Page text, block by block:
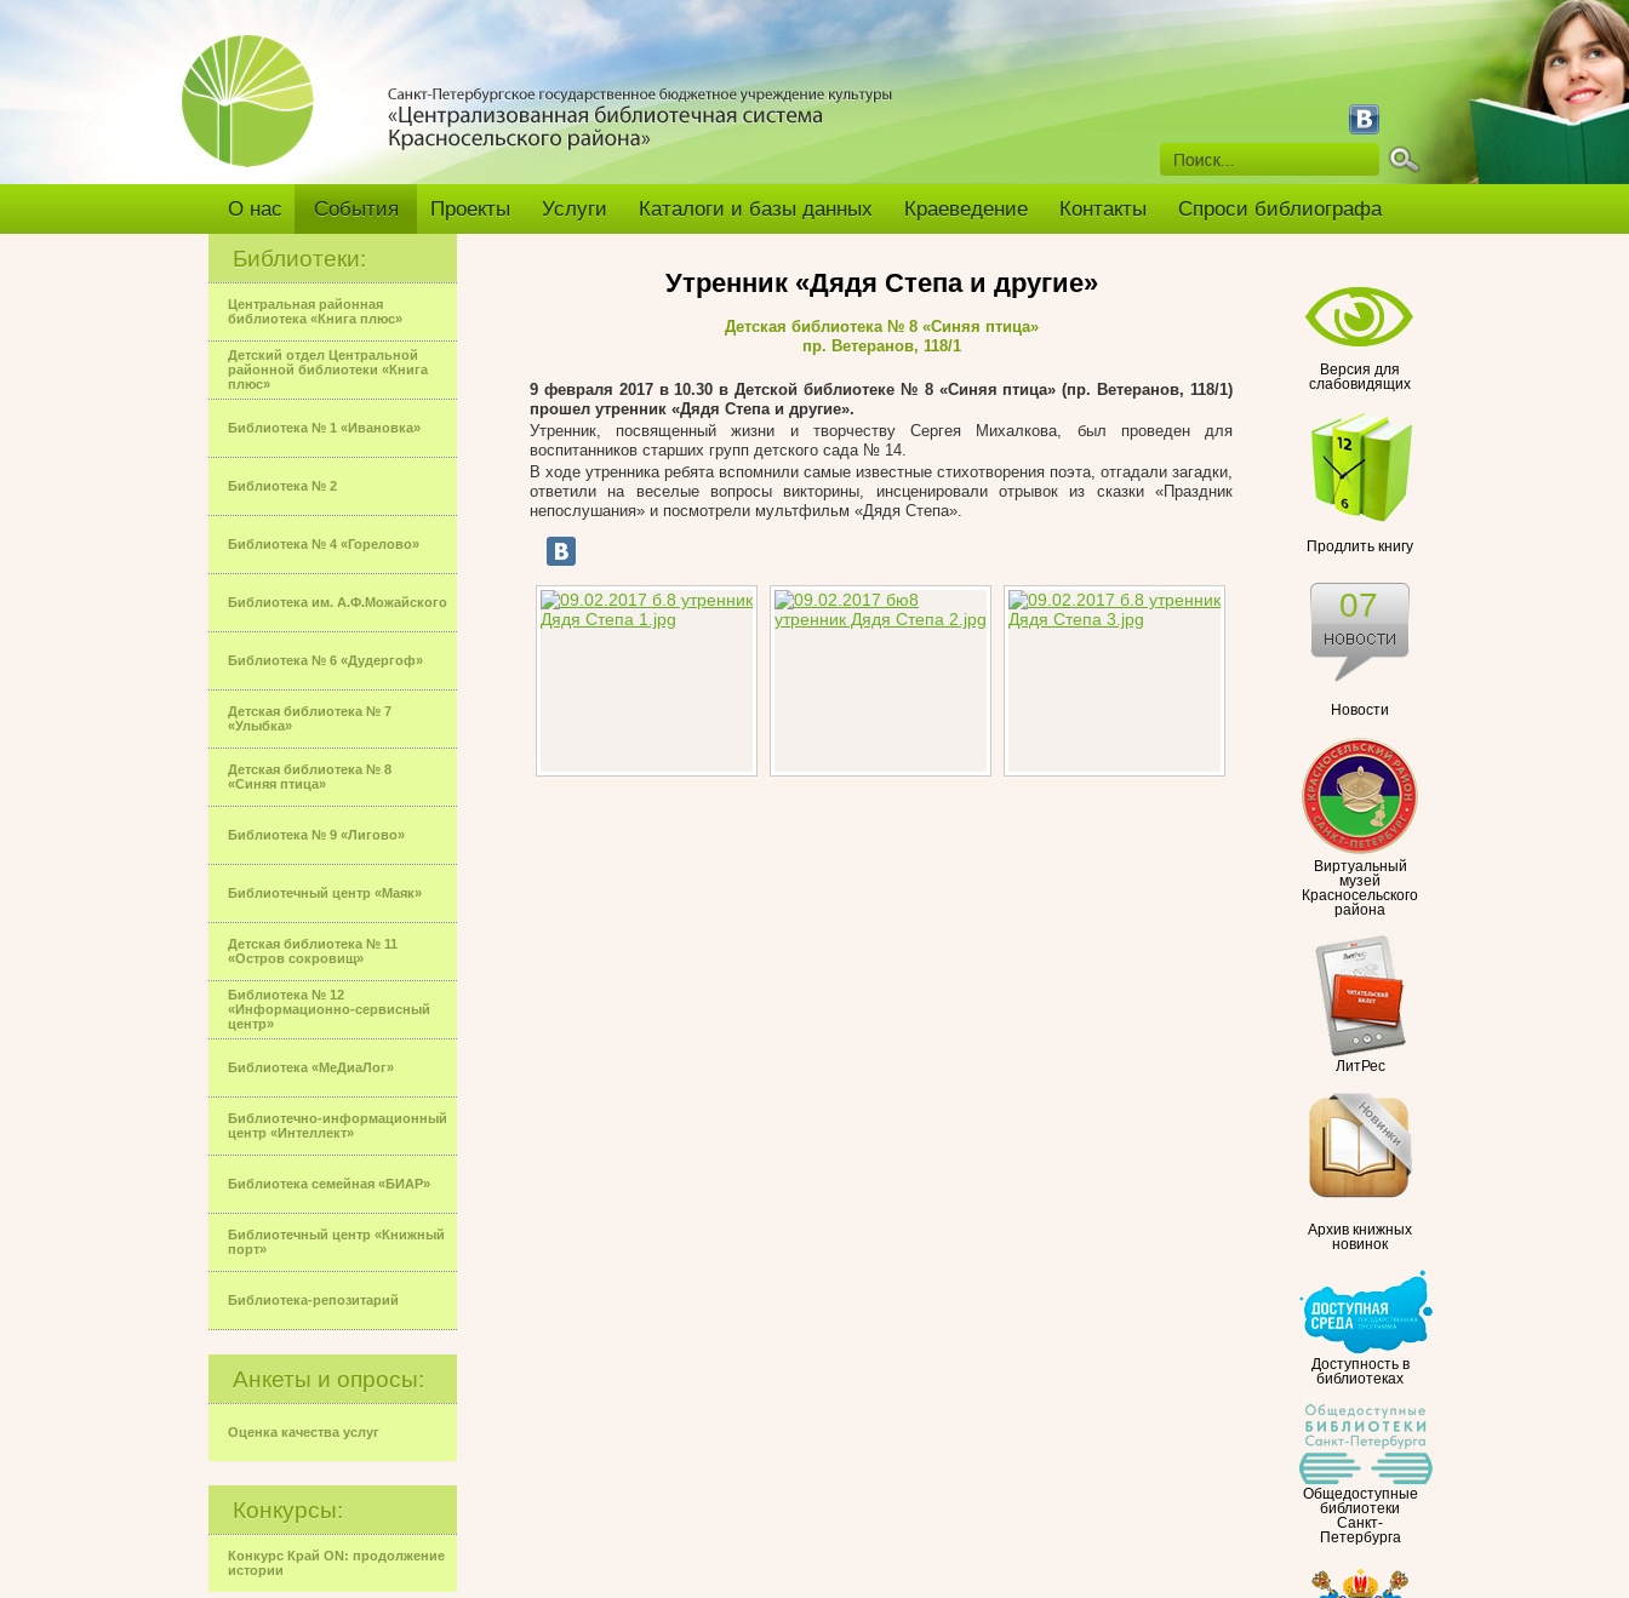
О нас События Проекты Услуги Каталоги и базы данных Краеведение Контакты Спроси библиографа
Библиотеки:
Центральная районная
библиотека «Книга плюс»
Детский отдел Центральной
районной библиотеки «Книга
плюс»
Библиотека № 1 «Ивановка»
Библиотека № 2
Библиотека № 4 «Горелово»
Библиотека им. А.Ф.Можайского
Библиотека № 6 «Дудергоф»
Детская библиотека № 7
«Улыбка»
Детская библиотека № 8
«Синяя птица»
Библиотека № 9 «Лигово»
Библиотечный центр «Маяк»
Детская библиотека № 11
«Остров сокровищ»
Библиотека № 12
«Информационно-сервисный
центр»
Библиотека «МеДиаЛог»
Библиотечно-информационный
центр «Интеллект»
Библиотека семейная «БИАР»
Библиотечный центр «Книжный
порт»
Библиотека-репозитарий
Анкеты и опросы:
Оценка качества услуг
Конкурсы:
Конкурс Край ON: продолжение
истории
Версия для
слабовидящих
Продлить книгу
Новости
07
Виртуальный
музей
Красносельского
района
ЛитРес
Архив книжных
новинок
Доступность в
библиотеках
Общедоступные
библиотеки
Санкт-
Петербурга
Утренник «Дядя Степа и другие»
Детская библиотека № 8 «Синяя птица»
пр. Ветеранов, 118/1
9 февраля 2017 в 10.30 в Детской библиотеке № 8 «Синяя птица» (пр. Ветеранов, 118/1)
прошел утренник «Дядя Степа и другие».
Утренник, посвященный жизни и творчеству Сергея Михалкова, был проведен для
воспитанников старших групп детского сада № 14.
В ходе утренника ребята вспомнили самые известные стихотворения поэта, отгадали загадки,
ответили на веселые вопросы викторины, инсценировали отрывок из сказки «Праздник
непослушания» и посмотрели мультфильм «Дядя Степа».